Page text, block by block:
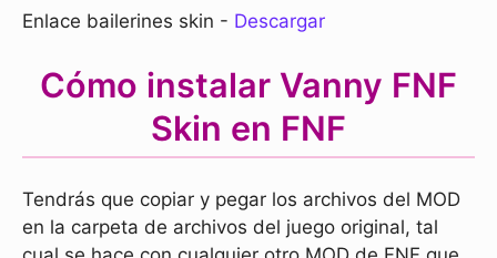
Enlace bailerines skin - Descargar
Cómo instalar Vanny FNF
Skin en FNF
Tendrás que copiar y pegar los archivos del MOD
en la carpeta de archivos del juego original, tal